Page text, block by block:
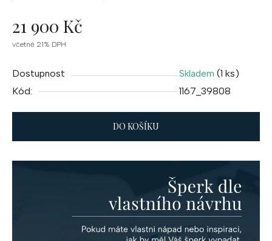
21 900 Kč
Měrná
včetně 21% DPH
Dostupnost Skladem (1 ks)
Kód:
1167_39808
DO KOŠÍKU